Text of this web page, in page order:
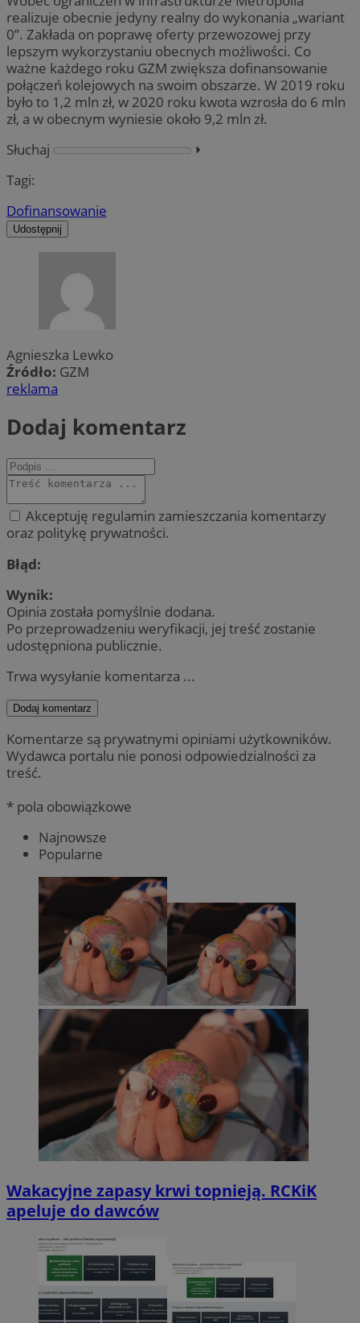
realizuje obecnie jedyny realny do wykonania „wariant
0”. Zakłada on poprawę oferty przewozowej przy
lepszym wykorzystaniu obecnych możliwości. Co
ważne każdego roku GZM zwiększa dofinansowanie
połączeń kolejowych na swoim obszarze. W 2019 roku
było to 1,2 mln zł, w 2020 roku kwota wzrosła do 6 mln
zł, a w obecnym wyniesie około 9,2 mln zł.
Słuchaj
⏵︎
Tagi:
Dofinansowanie
Udostępnij
Agnieszka Lewko
Źródło: GZM
reklama
Dodaj komentarz
Akceptuję regulamin zamieszczania komentarzy
oraz politykę prywatności.
Błąd:
Wynik:
Opinia została pomyślnie dodana.
Po przeprowadzeniu weryfikacji, jej treść zostanie
udostępniona publicznie.
Trwa wysyłanie komentarza ...
Dodaj komentarz
Komentarze są prywatnymi opiniami użytkowników.
Wydawca portalu nie ponosi odpowiedzialności za
treść.
* pola obowiązkowe
Najnowsze
Popularne
Wakacyjne zapasy krwi topnieją. RCKiK
apeluje do dawców